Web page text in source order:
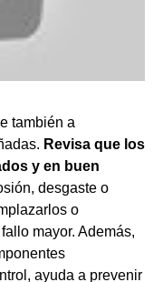
también a
Revisa que los
y en buen
desgaste o
o
mayor. Además,
ayuda a prevenir